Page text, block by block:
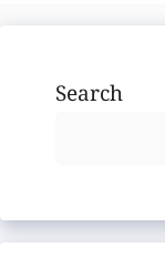
Search